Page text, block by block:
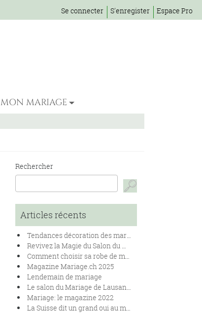
Se connecter S'enregister Espace Pro
MON MARIAGE
Rechercher
Articles récents
Tendances décoration des mariages en 2025
Revivez la Magie du Salon du Mariage de Lausanne 2024
Comment choisir sa robe de mariées en fonction de sa morphologie.
Magazine Mariage.ch 2025
Lendemain de mariage
Le salon du Mariage de Lausanne se renouvelle !
Mariage: le magazine 2022
La Suisse dit un grand oui au mariage pour toutes et tous